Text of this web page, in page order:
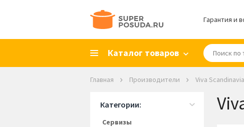
Гарантия и
Каталог товаров
Главная Производители Viva Scandinavia
Категории:
Сервизы